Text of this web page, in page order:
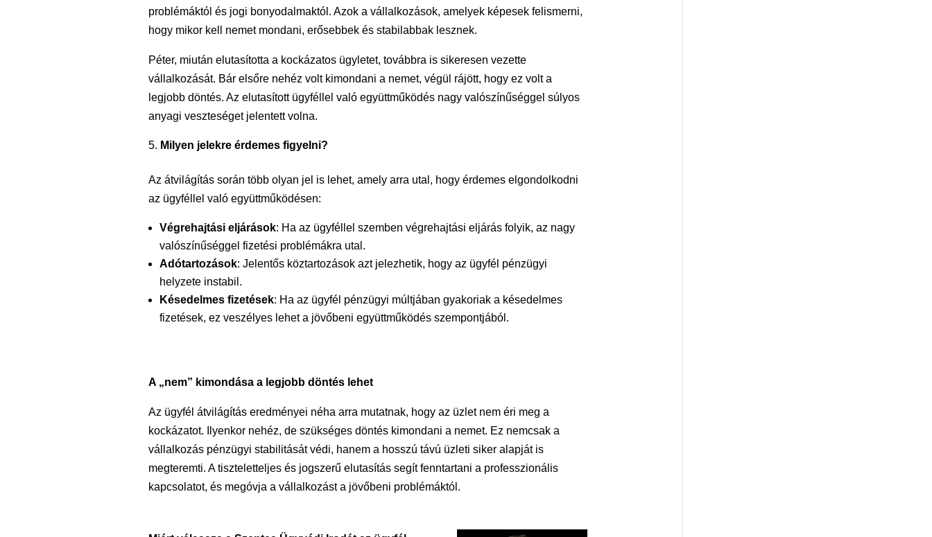
problémáktól és jogi bonyodalmaktól. Azok a vállalkozások, amelyek képesek felismerni,
hogy mikor kell nemet mondani, erősebbek és stabilabbak lesznek.
Péter, miután elutasította a kockázatos ügyletet, továbbra is sikeresen vezette
vállalkozását. Bár elsőre nehéz volt kimondani a nemet, végül rájött, hogy ez volt a
legjobb döntés. Az elutasított ügyféllel való együttműködés nagy valószínűséggel súlyos
anyagi veszteséget jelentett volna.
Milyen jelekre érdemes figyelni?
Az átvilágítás során több olyan jel is lehet, amely arra utal, hogy érdemes elgondolkodni
az ügyféllel való együttműködésen:
Végrehajtási eljárások: Ha az ügyféllel szemben végrehajtási eljárás folyik, az nagy
valószínűséggel fizetési problémákra utal.
Adótartozások: Jelentős köztartozások azt jelezhetik, hogy az ügyfél pénzügyi
helyzete instabil.
Késedelmes fizetések: Ha az ügyfél pénzügyi múltjában gyakoriak a késedelmes
fizetések, ez veszélyes lehet a jövőbeni együttműködés szempontjából.
A „nem” kimondása a legjobb döntés lehet
Az ügyfél átvilágítás eredményei néha arra mutatnak, hogy az üzlet nem éri meg a
kockázatot. Ilyenkor nehéz, de szükséges döntés kimondani a nemet. Ez nemcsak a
vállalkozás pénzügyi stabilitását védi, hanem a hosszú távú üzleti siker alapját is
megteremti. A tiszteletteljes és jogszerű elutasítás segít fenntartani a professzionális
kapcsolatot, és megóvja a vállalkozást a jövőbeni problémáktól.